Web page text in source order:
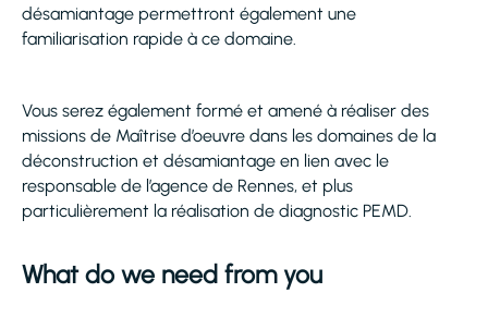
désamiantage permettront également une
familiarisation rapide à ce domaine.
Vous serez également formé et amené à réaliser des
missions de Maîtrise d’oeuvre dans les domaines de la
déconstruction et désamiantage en lien avec le
responsable de l’agence de Rennes, et plus
particulièrement la réalisation de diagnostic PEMD.
What do we need from you